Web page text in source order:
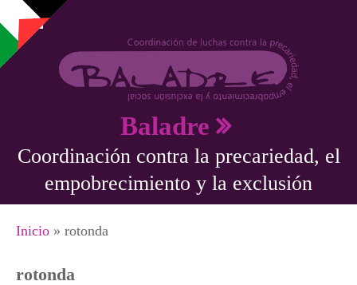
Pasar al contenido principal
Baladre
Coordinación contra la precariedad, el
empobrecimiento y la exclusión
Se encuentra usted aquí
Inicio » rotonda
rotonda